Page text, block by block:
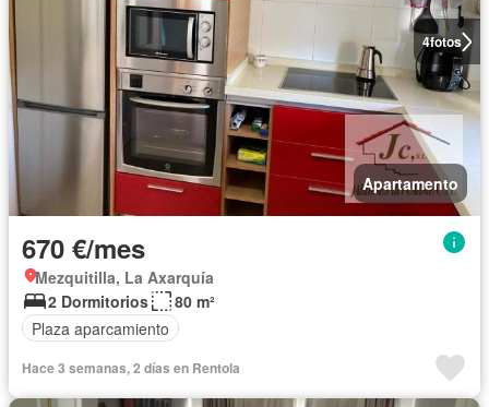
4fotos
Apartamento
670 €/mes
Mezquitilla, La Axarquía
2 Dormitorios
80 m²
Plaza aparcamiento
Hace 3 semanas, 2 días en Rentola